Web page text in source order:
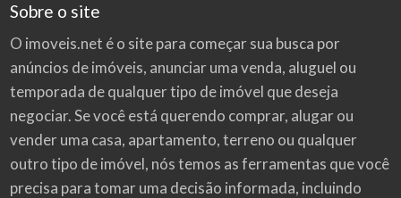
Sobre o site
O imoveis.net é o site para começar sua busca por
anúncios de imóveis, anunciar uma venda, aluguel ou
temporada de qualquer tipo de imóvel que deseja
negociar. Se você está querendo comprar, alugar ou
vender uma casa, apartamento, terreno ou qualquer
outro tipo de imóvel, nós temos as ferramentas que você
precisa para tomar uma decisão informada, incluindo